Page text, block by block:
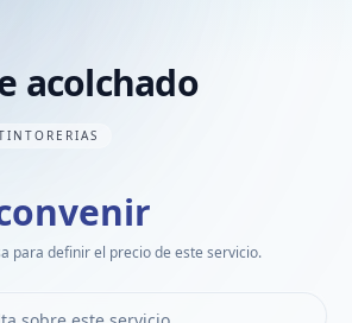
acolchado
para definir el precio de este servicio.